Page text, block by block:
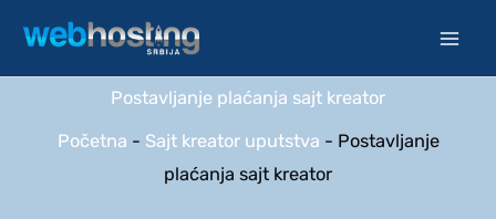
sadržaj
Postavljanje plaćanja sajt kreator
Početna - Sajt kreator uputstva - Postavljanje
plaćanja sajt kreator